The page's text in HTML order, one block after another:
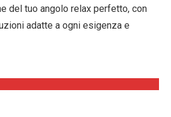
del tuo angolo relax perfetto, con
adatte a ogni esigenza e